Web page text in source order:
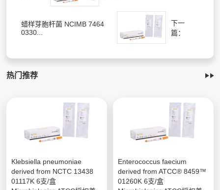
蜡样芽胞杆菌 NCIMB 7464
0330...
下一
篇：
热门推荐
Klebsiella pneumoniae
derived from NCTC 13438
01117K 6支/盒
Enterococcus faecium
derived from ATCC® 8459™
01260K 6支/盒